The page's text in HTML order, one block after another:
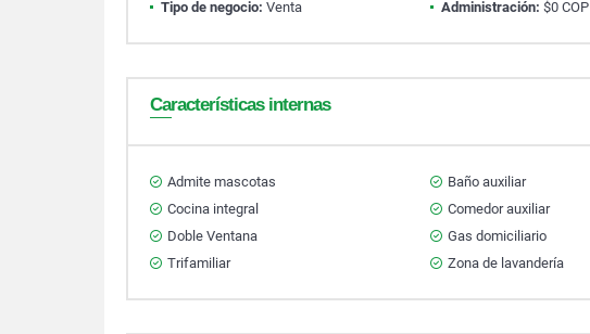
Tipo de negocio: Venta Administración: $0 COP
Características internas
Admite mascotas Baño auxiliar
Cocina integral
Comedor auxiliar
Doble Ventana
Gas domiciliario
Trifamiliar
Zona de lavandería